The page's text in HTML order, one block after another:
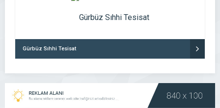
Gürbüz Sıhhi Tesisat